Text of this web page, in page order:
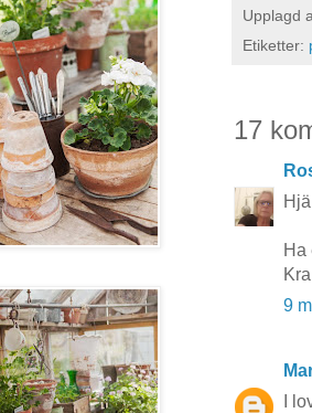
Upplagd
Etiketter:
17
Ha
9
I